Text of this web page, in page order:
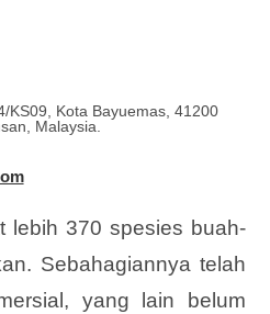
KS09, Kota Bayuemas, 41200
Malaysia.
lebih 370 spesies buah-
Sebahagiannya telah
yang lain belum